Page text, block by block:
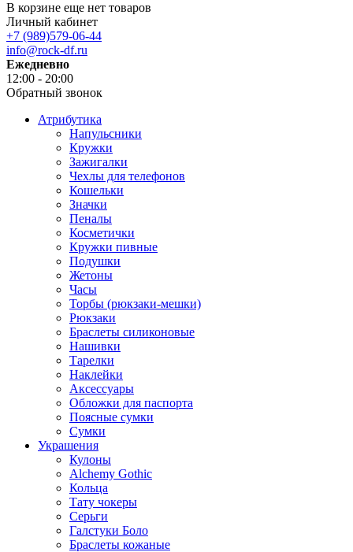
В корзине еще нет товаров
Личный кабинет
+7 (989)579-06-44
info@rock-df.ru
Ежедневно
12:00 - 20:00
Обратный звонок
Атрибутика
Напульсники
Кружки
Зажигалки
Чехлы для телефонов
Кошельки
Значки
Пеналы
Косметички
Кружки пивные
Подушки
Жетоны
Часы
Торбы (рюкзаки-мешки)
Рюкзаки
Браслеты силиконовые
Нашивки
Тарелки
Наклейки
Аксессуары
Обложки для паспорта
Поясные сумки
Сумки
Украшения
Кулоны
Alchemy Gothic
Кольца
Тату чокеры
Серьги
Галстуки Боло
Браслеты кожаные